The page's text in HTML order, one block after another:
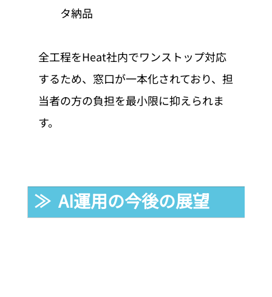
タ納品
全工程をHeat社内でワンストップ対応
するため、窓口が一本化されており、担
当者の方の負担を最小限に抑えられま
す。
≫  AI運用の今後の展望